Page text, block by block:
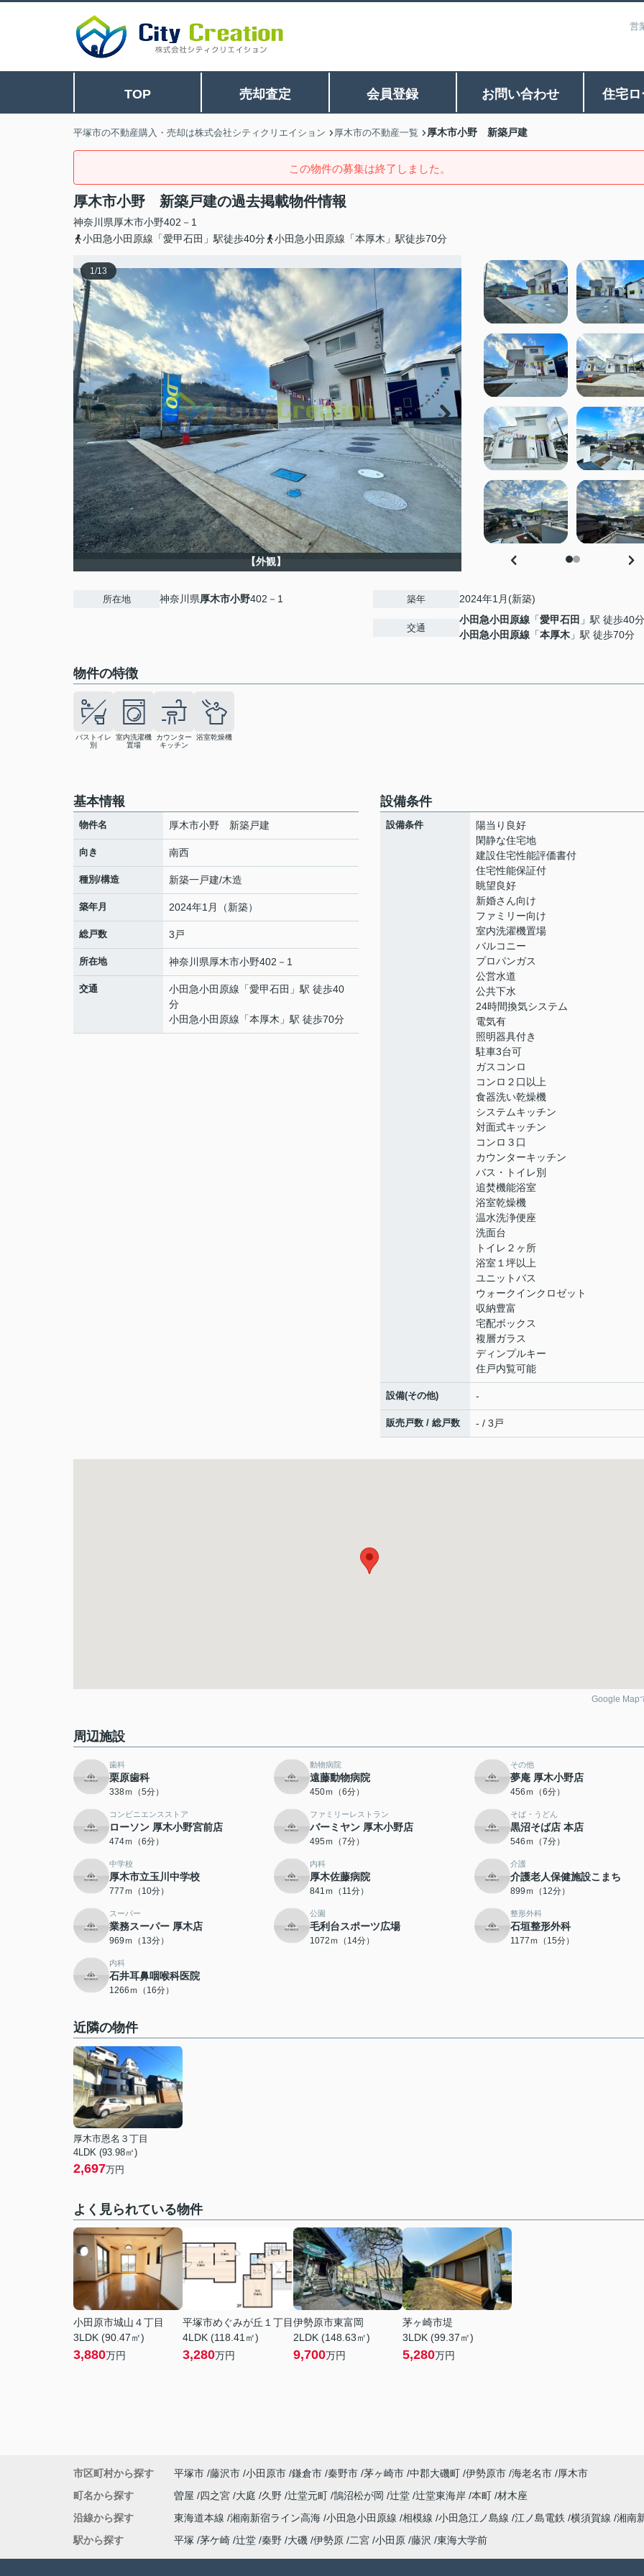
営
TOP 売却査定 会員登録 お問い合わせ 住宅
平塚市の不動産購入・売却は株式会社シティクリエイション 厚木市の不動産一覧 厚木市小野 新築戸建
この物件の募集は終了しました。
厚木市小野 新築戸建の過去掲載物件情報
神奈川県厚木市小野402－1
小田急小田原線「愛甲石田」駅徒歩40分
小田急小田原線「本厚木」駅徒歩70分
1/13
【外観】
所在地 神奈川県厚木市小野402－1 築年 2024年1月(新築)
交通
小田急小田原線 「愛甲石田 」駅 徒歩40分
小田急小田原線 「本厚木 」駅 徒歩70分
物件の特徴
バストイレ
別
室内洗濯機
置場
カウンター
キッチン
浴室乾燥機
基本情報
物件名 厚木市小野 新築戸建
向き 南西
種別/構造 新築一戸建/木造
築年月 2024年1月（新築）
総戸数 3戸
所在地 神奈川県厚木市小野402－1
交通 小田急小田原線 「愛甲石田 」駅 徒歩40
分
小田急小田原線 「本厚木 」駅 徒歩70分
設備条件
設備条件
陽当り良好
閑静な住宅地
建設住宅性能評価書付
住宅性能保証付
眺望良好
新婚さん向け
ファミリー向け
室内洗濯機置場
バルコニー
プロパンガス
公営水道
公共下水
24時間換気システム
電気有
照明器具付き
駐車3台可
ガスコンロ
コンロ２口以上
食器洗い乾燥機
システムキッチン
対面式キッチン
コンロ３口
カウンターキッチン
バス・トイレ別
追焚機能浴室
浴室乾燥機
温水洗浄便座
洗面台
トイレ２ヶ所
浴室１坪以上
ユニットバス
ウォークインクロゼット
収納豊富
宅配ボックス
複層ガラス
ディンプルキー
住戸内覧可能
設備(その他) -
販売戸数 / 総戸数 - / 3戸
Google Map
周辺施設
歯科
栗原歯科
338ｍ（5分）
動物病院
遠藤動物病院
450ｍ（6分）
その他
夢庵 厚木小野店
456ｍ（6分）
コンビニエンスストア
ローソン 厚木小野宮前店
474ｍ（6分）
ファミリーレストラン
バーミヤン 厚木小野店
495ｍ（7分）
そば・うどん
黒沼そば店 本店
546ｍ（7分）
中学校
厚木市立玉川中学校
777ｍ（10分）
内科
厚木佐藤病院
841ｍ（11分）
介護
介護老人保健施設こまち
899ｍ（12分）
スーパー
業務スーパー 厚木店
969ｍ（13分）
公園
毛利台スポーツ広場
1072ｍ（14分）
整形外科
石垣整形外科
1177ｍ（15分）
内科
石井耳鼻咽喉科医院
1266ｍ（16分）
近隣の物件
厚木市恩名３丁目
4LDK (93.98㎡)
2,697万円
よく見られている物件
小田原市城山４丁目
3LDK (90.47㎡)
3,880万円
平塚市めぐみが丘１丁目
4LDK (118.41㎡)
3,280万円
伊勢原市東富岡
2LDK (148.63㎡)
9,700万円
茅ヶ崎市堤
3LDK (99.37㎡)
5,280万円
市区町村から探す 平塚市 藤沢市 小田原市 鎌倉市 秦野市 茅ヶ崎市 中郡大磯町 伊勢原市 海老名市
厚木市
町名から探す
曽屋 四之宮 大庭 久野 辻堂元町 鵠沼松が岡 辻堂 辻堂東海岸 本町 材木座
沿線から探す
東海道本線 湘南新宿ライン高海 小田急小田原線 相模線 小田急江ノ島線 江ノ島電鉄 横須賀線 湘南
駅から探す
平塚 茅ケ崎 辻堂 秦野 大磯 伊勢原 二宮 小田原 藤沢 東海大学前